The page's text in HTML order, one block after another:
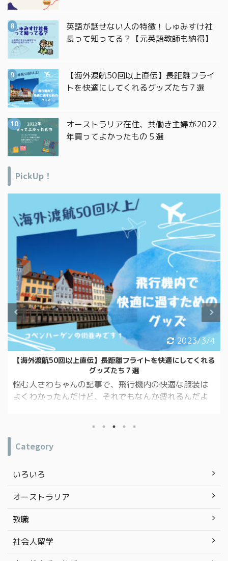
英語が話せない人の特徴！しゅみすけ社
長って知ってる？【元英語教師も納得】
【海外渡航50回以上直伝】長距離フライ
トを快適にしてくれるグッズたち７選
オーストラリア在住、共働き主婦が2022
年買ってよかったもの５選
PickUp！
2023/3/4
【海外渡航50回以上直伝】長距離フライトを快適にしてくれる
グッズたち７選
悩む人さわちゃんの記事で、飛行機内の快適な服装は
よくわかったんだけど、それでもなんか疲れるんだよ
距離フライトを快適で機能的な服装とは！？ 海外渡航
イテムをご紹介していきます。 もくじ ネックピロー 使
ったのですが、100均や300均で ...
Category
いろいろ
オーストラリア
教職
社会人留学